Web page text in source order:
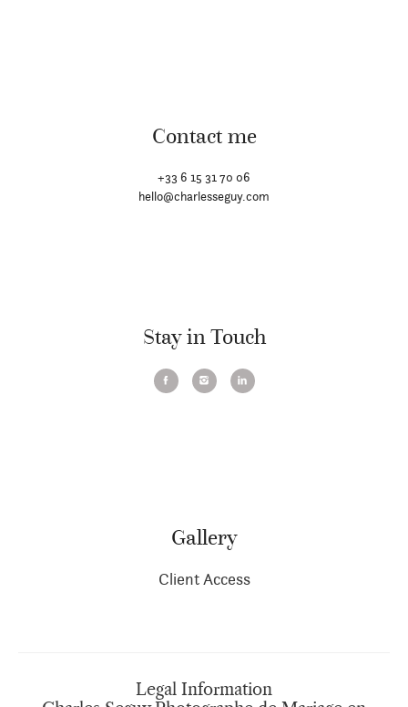
Contact me
+33 6 15 31 70 06
hello@charlesseguy.com
Stay in Touch
Gallery
Client Access
Legal Information